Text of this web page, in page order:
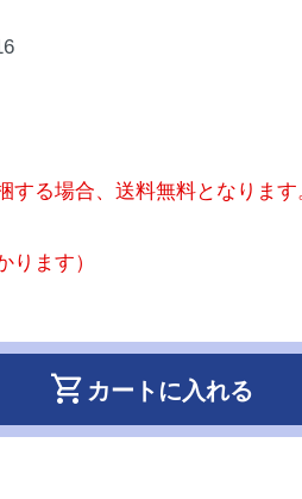
る場合、送料無料となります
ります）
shopping_cart カートに入れる